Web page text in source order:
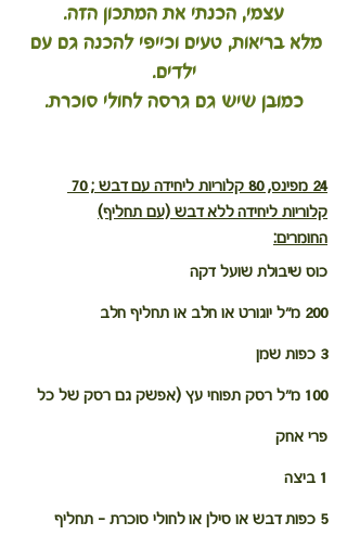
עצמי, הכנתי את המתכון הזה.
מלא בריאות, טעים וכייפי להכנה גם עם
ילדים.
כמובן שיש גם גרסה לחולי סוכרת.
קלוריות ליחידה ללא דבש (עם תחליף)
החומרים:
כוס שיבולת שועל דקה
200 מ"ל יוגורט או חלב או תחליף חלב
3 כפות שמן
100 מ"ל רסק תפוחי עץ (אפשק גם רסק של כל
פרי אחק
1 ביצה
5 כפות דבש או סילן או לחולי סוכרת - תחליף